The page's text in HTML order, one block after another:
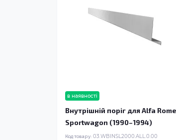
в наявності
Внутрішній поріг для Alfa
Sportwagon (1990–1994)
Код товару: 03.WBINSL2000.ALL.0.00